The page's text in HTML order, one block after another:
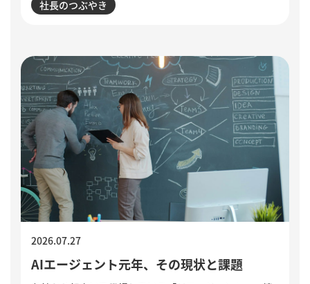
の辞任につながった出来事から、組織に潜む「声なき
社長のつぶやき
AIエージェント元年、その現状と課題
2026.07.27